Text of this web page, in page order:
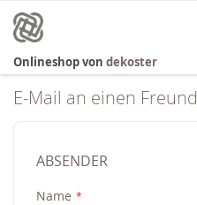
Inhalt
springen
Onlineshop von dekoster
E-Mail an einen Freund
ABSENDER
Name